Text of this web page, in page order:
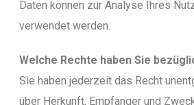
Daten können zur Analyse Ihres
verwendet werden.
Welche Rechte haben Sie
Sie haben jederzeit das Recht
über Herkunft, Empfänger und